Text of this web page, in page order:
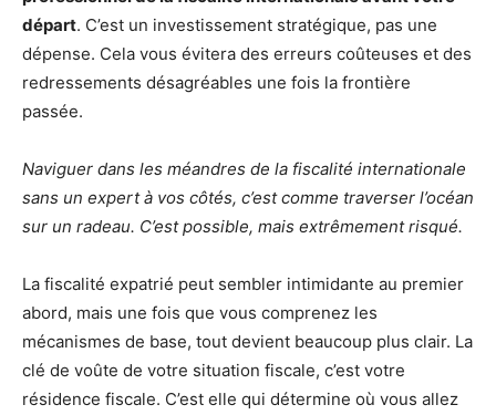
départ. C’est un investissement stratégique, pas une
dépense. Cela vous évitera des erreurs coûteuses et des
redressements désagréables une fois la frontière
passée.
Naviguer dans les méandres de la fiscalité internationale
sans un expert à vos côtés, c’est comme traverser l’océan
sur un radeau. C’est possible, mais extrêmement risqué.
La fiscalité expatrié peut sembler intimidante au premier
abord, mais une fois que vous comprenez les
mécanismes de base, tout devient beaucoup plus clair. La
clé de voûte de votre situation fiscale, c’est votre
résidence fiscale. C’est elle qui détermine où vous allez